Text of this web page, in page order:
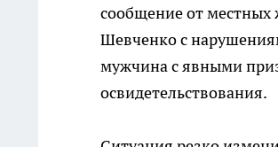
сообщение от местных
Шевченко с
мужчина с явными
освидетельствования.